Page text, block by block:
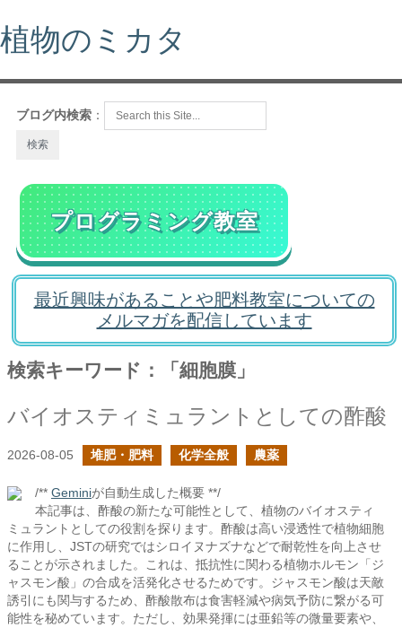
植物のミカタ
ブログ内検索 ：
プログラミング教室
最近興味があることや肥料教室についての
メルマガを配信しています
検索キーワード：「細胞膜」
バイオスティミュラントとしての酢酸
2026-08-05 堆肥・肥料 化学全般 農薬
/** Geminiが自動生成した概要 **/
本記事は、酢酸の新たな可能性として、植物のバイオスティ
ミュラントとしての役割を探ります。酢酸は高い浸透性で植物細胞
に作用し、JSTの研究ではシロイヌナズナなどで耐乾性を向上させ
ることが示されました。これは、抵抗性に関わる植物ホルモン「ジ
ャスモン酸」の合成を活発化させるためです。ジャスモン酸は天敵
誘引にも関与するため、酢酸散布は食害軽減や病気予防に繋がる可
能性を秘めています。ただし、効果発揮には亜鉛等の微量要素や、